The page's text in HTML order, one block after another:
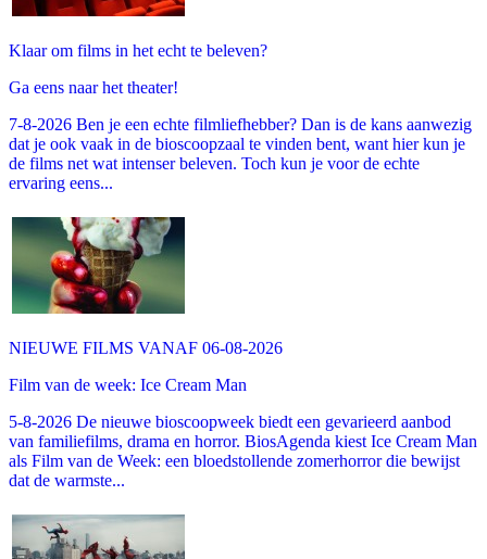
Klaar om films in het echt te beleven?
Ga eens naar het theater!
7-8-2026 Ben je een echte filmliefhebber? Dan is de kans aanwezig
dat je ook vaak in de bioscoopzaal te vinden bent, want hier kun je
de films net wat intenser beleven. Toch kun je voor de echte
ervaring eens...
NIEUWE FILMS VANAF 06-08-2026
Film van de week: Ice Cream Man
5-8-2026 De nieuwe bioscoopweek biedt een gevarieerd aanbod
van familiefilms, drama en horror. BiosAgenda kiest Ice Cream Man
als Film van de Week: een bloedstollende zomerhorror die bewijst
dat de warmste...